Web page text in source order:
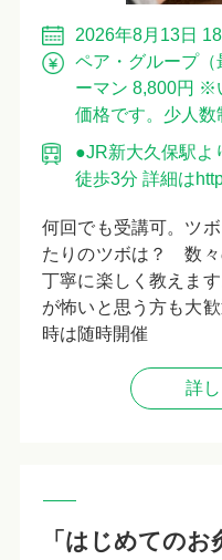
2026年8月13日
ペア・グループ（
ーマン 8,800円 ※
価格です。少人
●JR新大久保駅よ
徒歩3分 詳細は
何回でも受講可。ツ
たりのツボは？ 数々
丁寧に楽しく教えま
が怖いと思う方も大
時は随時開催
詳
「はじめての